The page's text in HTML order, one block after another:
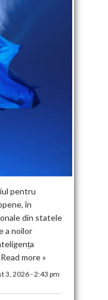
pentru
în
din statele
a noilor
Read more »
3, 2026 - 2:43 pm